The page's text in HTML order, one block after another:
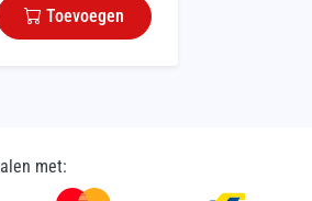
Toevoegen
met: